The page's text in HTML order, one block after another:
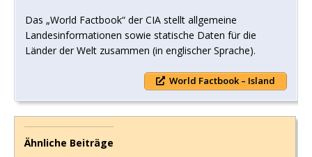
Das „World Factbook“ der CIA stellt allgemeine
Landesinformationen sowie statische Daten für die
Länder der Welt zusammen (in englischer Sprache).
World Factbook – Island
Ähnliche Beiträge